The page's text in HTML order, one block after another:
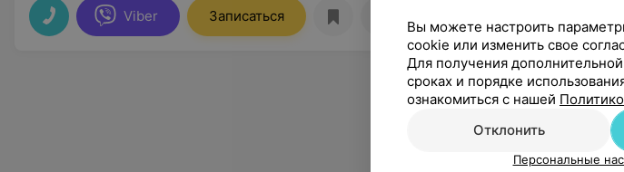
Viber Записаться
Вы можете настроить
cookie или изменить свое
Для получения
сроках и порядке
ознакомиться с нашей
Отклонить
Персональные